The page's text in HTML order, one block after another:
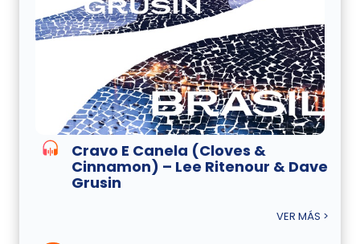
Cravo E Canela (Cloves &
Cinnamon) – Lee Ritenour & Dave
Grusin
VER MÁS >